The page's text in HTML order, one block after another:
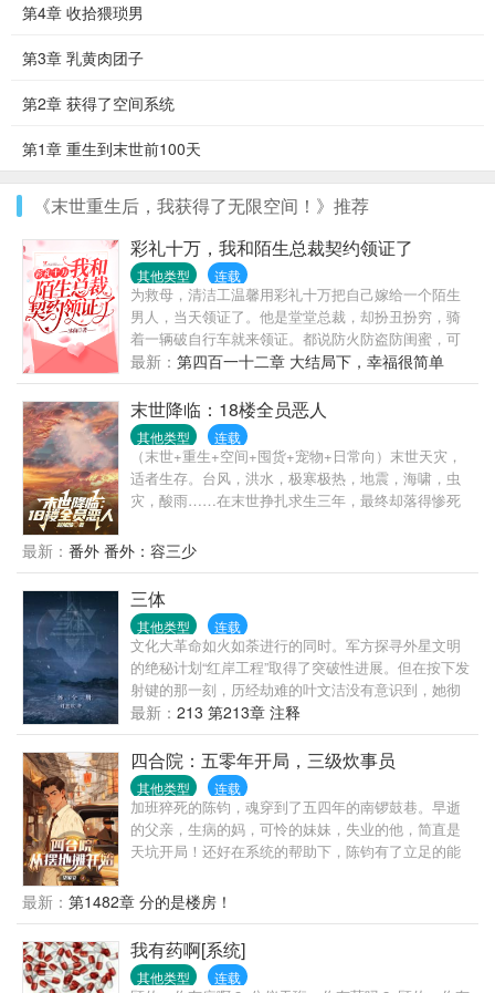
第4章 收拾猥琐男
第3章 乳黄肉团子
第2章 获得了空间系统
第1章 重生到末世前100天
《末世重生后，我获得了无限空间！》推荐
彩礼十万，我和陌生总裁契约领证了
其他类型 连载
为救母，清洁工温馨用彩礼十万把自己嫁给一个陌生
男人，当天领证了。他是堂堂总裁，却扮丑扮穷，骑
着一辆破自行车就来领证。都说防火防盗防闺蜜，可
她天天就防他。“喂！女人，吃了臭豆腐必须刷
牙！”“喂！女人，马桶用了要消毒呀！”有人说，总裁
大人一表人才，不近女色，是南城所有女人的梦中情
人。而她说，他粗狂丑陋，又穷又闷骚直到真相大
白……天，温馨，你家老公的胡子飞了！天，温馨，
你家老公脸上的刀疤移位了！天，温馨你家老公开的
竟然是迈巴赫！天，你家老公不是助理，他才是总
裁！温馨看着人群中簇拥的俊美男人，攥紧拳头……
最新： 第四百一十二章 大结局下，幸福很简单
末世降临：18楼全员恶人
其他类型 连载
（末世+重生+空间+囤货+宠物+日常向）末世天灾，
适者生存。台风，洪水，极寒极热，地震，海啸，虫
灾，酸雨……在末世挣扎求生三年，最终却落得惨死
疯狂囤货模式。买买买，囤囤囤，找回前世救她性命
的狗子。磨好刀，囤好粮，挨个收拾渣男贱女们，有
仇报仇有恩报恩。当天灾来临，她右手握刀左手撸
狗，在文明丧失道德沦陷的末世中乘风破浪！
最新： 番外 番外：容三少
三体
其他类型 连载
文化大革命如火如荼进行的同时。军方探寻外星文明
的绝秘计划“红岸工程”取得了突破性进展。但在按下发
射键的那一刻，历经劫难的叶文洁没有意识到，她彻
底改变了人类的命运。地球文明向宇宙发出的第一声
啼鸣，以太阳为中心，以光速向宇宙深处飞驰…… 四
光年外，“三体文明”正苦苦挣扎——三颗无规则运行的
太阳主导下的百余次毁灭与重生逼迫他们逃离母星。
而恰在此时。他们接收到了地球发来的信息。在运用
超技术锁死地球人的基础科学之后。三体人庞大的宇
宙舰队开始向地球进发…… 人类的末日悄然来临。
最新： 213 第213章 注释
四合院：五零年开局，三级炊事员
其他类型 连载
加班猝死的陈钧，魂穿到了五四年的南锣鼓巷。早逝
的父亲，生病的妈，可怜的妹妹，失业的他，简直是
天坑开局！还好在系统的帮助下，陈钧有了立足的能
监狱的理念，开局便把贾张氏送了进去。一大爷搞道
德绑架？直接怼。傻柱想暴起揍人？来来来，看谁得
拳头硬。棒梗还没出生？好，你干脆别出生了。
最新： 第1482章 分的是楼房！
我有药啊[系统]
其他类型 连载